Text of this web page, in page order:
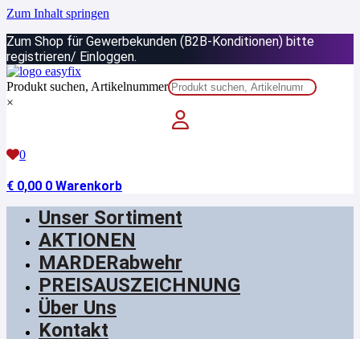
Zum Inhalt springen
Zum Shop für Gewerbekunden (B2B-Konditionen) bitte
registrieren/ Einloggen.
Produkt suchen, Artikelnummer
×
0
€ 0,00 0 Warenkorb
Unser Sortiment
AKTIONEN
MARDERabwehr
PREISAUSZEICHNUNG
Über Uns
Kontakt